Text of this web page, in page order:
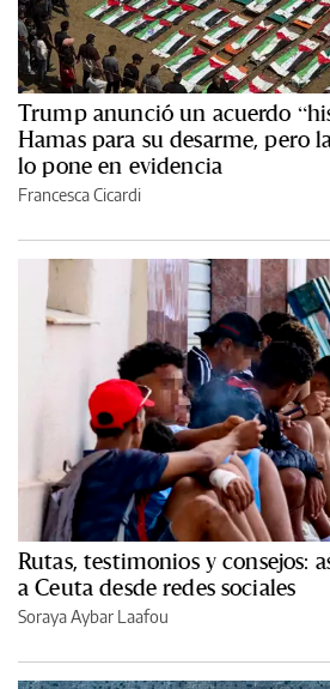
Trump anunció un acuerdo
Hamas para su desarme, pero
lo pone en evidencia
Francesca Cicardi
Rutas, testimonios y consejos:
a Ceuta desde redes sociales
Soraya Aybar Laafou